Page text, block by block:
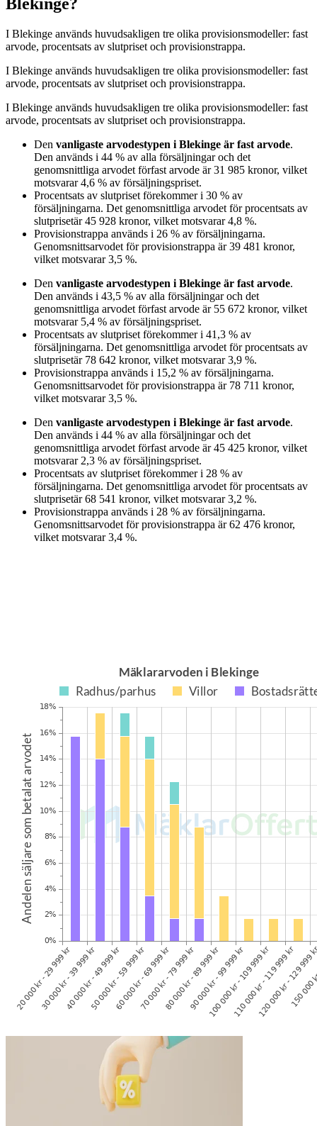
I Blekinge används huvudsakligen tre olika provisionsmodeller: fast
arvode, procentsats av slutpriset och provisionstrappa.
I Blekinge används huvudsakligen tre olika provisionsmodeller: fast
arvode, procentsats av slutpriset och provisionstrappa.
I Blekinge används huvudsakligen tre olika provisionsmodeller: fast
arvode, procentsats av slutpriset och provisionstrappa.
Den vanligaste arvodestypen i Blekinge är fast arvode.
Den används i 44 % av alla försäljningar och det
genomsnittliga arvodet förfast arvode är 31 985 kronor, vilket
motsvarar 4,6 % av försäljningspriset.
Procentsats av slutpriset förekommer i 30 % av
försäljningarna. Det genomsnittliga arvodet för procentsats av
slutprisetär 45 928 kronor, vilket motsvarar 4,8 %.
Provisionstrappa används i 26 % av försäljningarna.
Genomsnittsarvodet för provisionstrappa är 39 481 kronor,
vilket motsvarar 3,5 %.
Den vanligaste arvodestypen i Blekinge är fast arvode.
Den används i 43,5 % av alla försäljningar och det
genomsnittliga arvodet förfast arvode är 55 672 kronor, vilket
motsvarar 5,4 % av försäljningspriset.
Procentsats av slutpriset förekommer i 41,3 % av
försäljningarna. Det genomsnittliga arvodet för procentsats av
slutprisetär 78 642 kronor, vilket motsvarar 3,9 %.
Provisionstrappa används i 15,2 % av försäljningarna.
Genomsnittsarvodet för provisionstrappa är 78 711 kronor,
vilket motsvarar 3,5 %.
Den vanligaste arvodestypen i Blekinge är fast arvode.
Den används i 44 % av alla försäljningar och det
genomsnittliga arvodet förfast arvode är 45 425 kronor, vilket
motsvarar 2,3 % av försäljningspriset.
Procentsats av slutpriset förekommer i 28 % av
försäljningarna. Det genomsnittliga arvodet för procentsats av
slutprisetär 68 541 kronor, vilket motsvarar 3,2 %.
Provisionstrappa används i 28 % av försäljningarna.
Genomsnittsarvodet för provisionstrappa är 62 476 kronor,
vilket motsvarar 3,4 %.